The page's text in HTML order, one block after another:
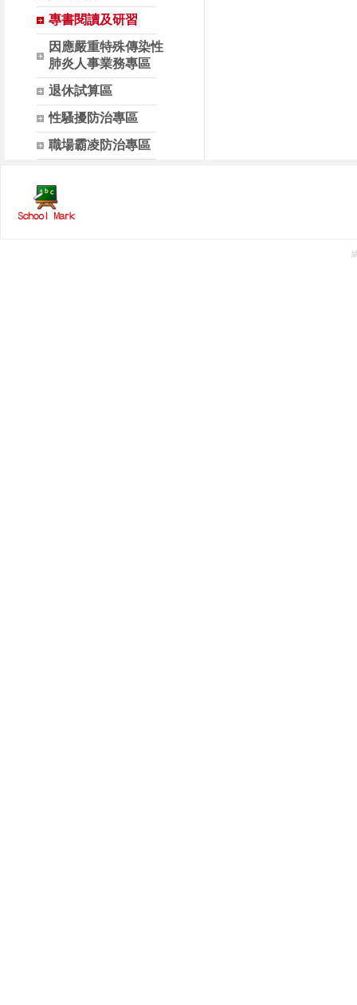
專書閱讀及研習
因應嚴重特殊傳染性
肺炎人事業務專區
退休試算區
性騷擾防治專區
職場霸凌防治專區